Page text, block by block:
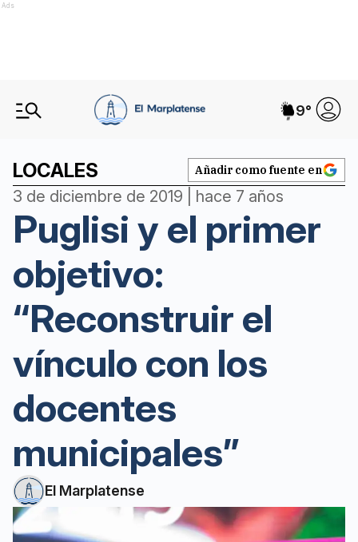
Ads
9°
LOCALES Añadir como fuente en
3 de diciembre de 2019 | hace 7 años
Puglisi y el primer
objetivo:
“Reconstruir el
vínculo con los
docentes
municipales”
El Marplatense